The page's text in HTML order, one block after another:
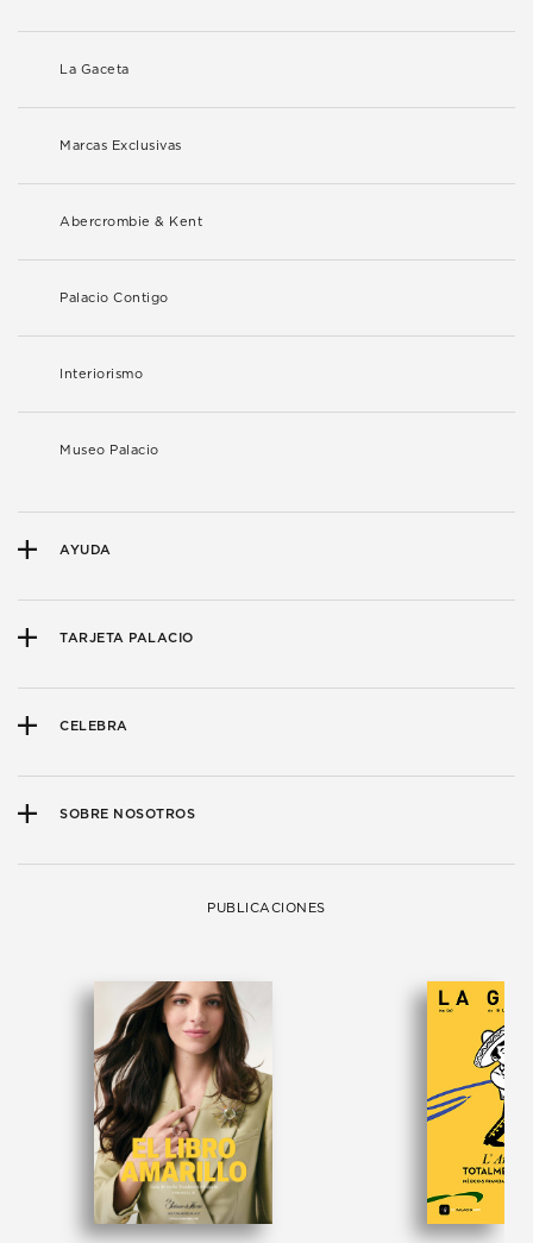
La Gaceta
Marcas Exclusivas
Abercrombie & Kent
Palacio Contigo
Interiorismo
Museo Palacio
AYUDA
TARJETA PALACIO
CELEBRA
SOBRE NOSOTROS
PUBLICACIONES